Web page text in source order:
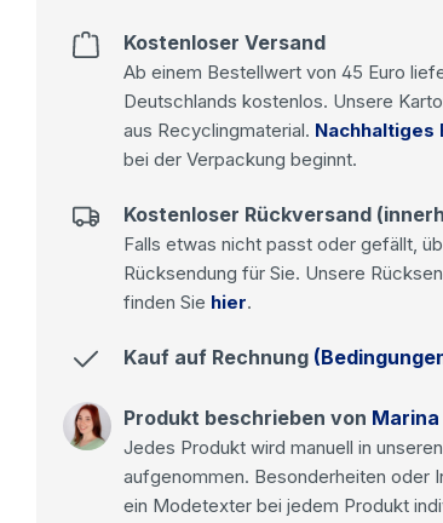
Kostenloser Versand
Ab einem Bestellwert von 45 Euro
Deutschlands kostenlos. Unsere
aus Recyclingmaterial. Nachhaltiges
bei der Verpackung beginnt.
Kostenloser Rückversand
Falls etwas nicht passt oder gefällt,
Rücksendung für Sie. Unsere
finden Sie hier.
Kauf auf Rechnung
Produkt beschrieben von Marina
Jedes Produkt wird manuell in
aufgenommen. Besonderheiten oder
ein Modetexter bei jedem Produkt